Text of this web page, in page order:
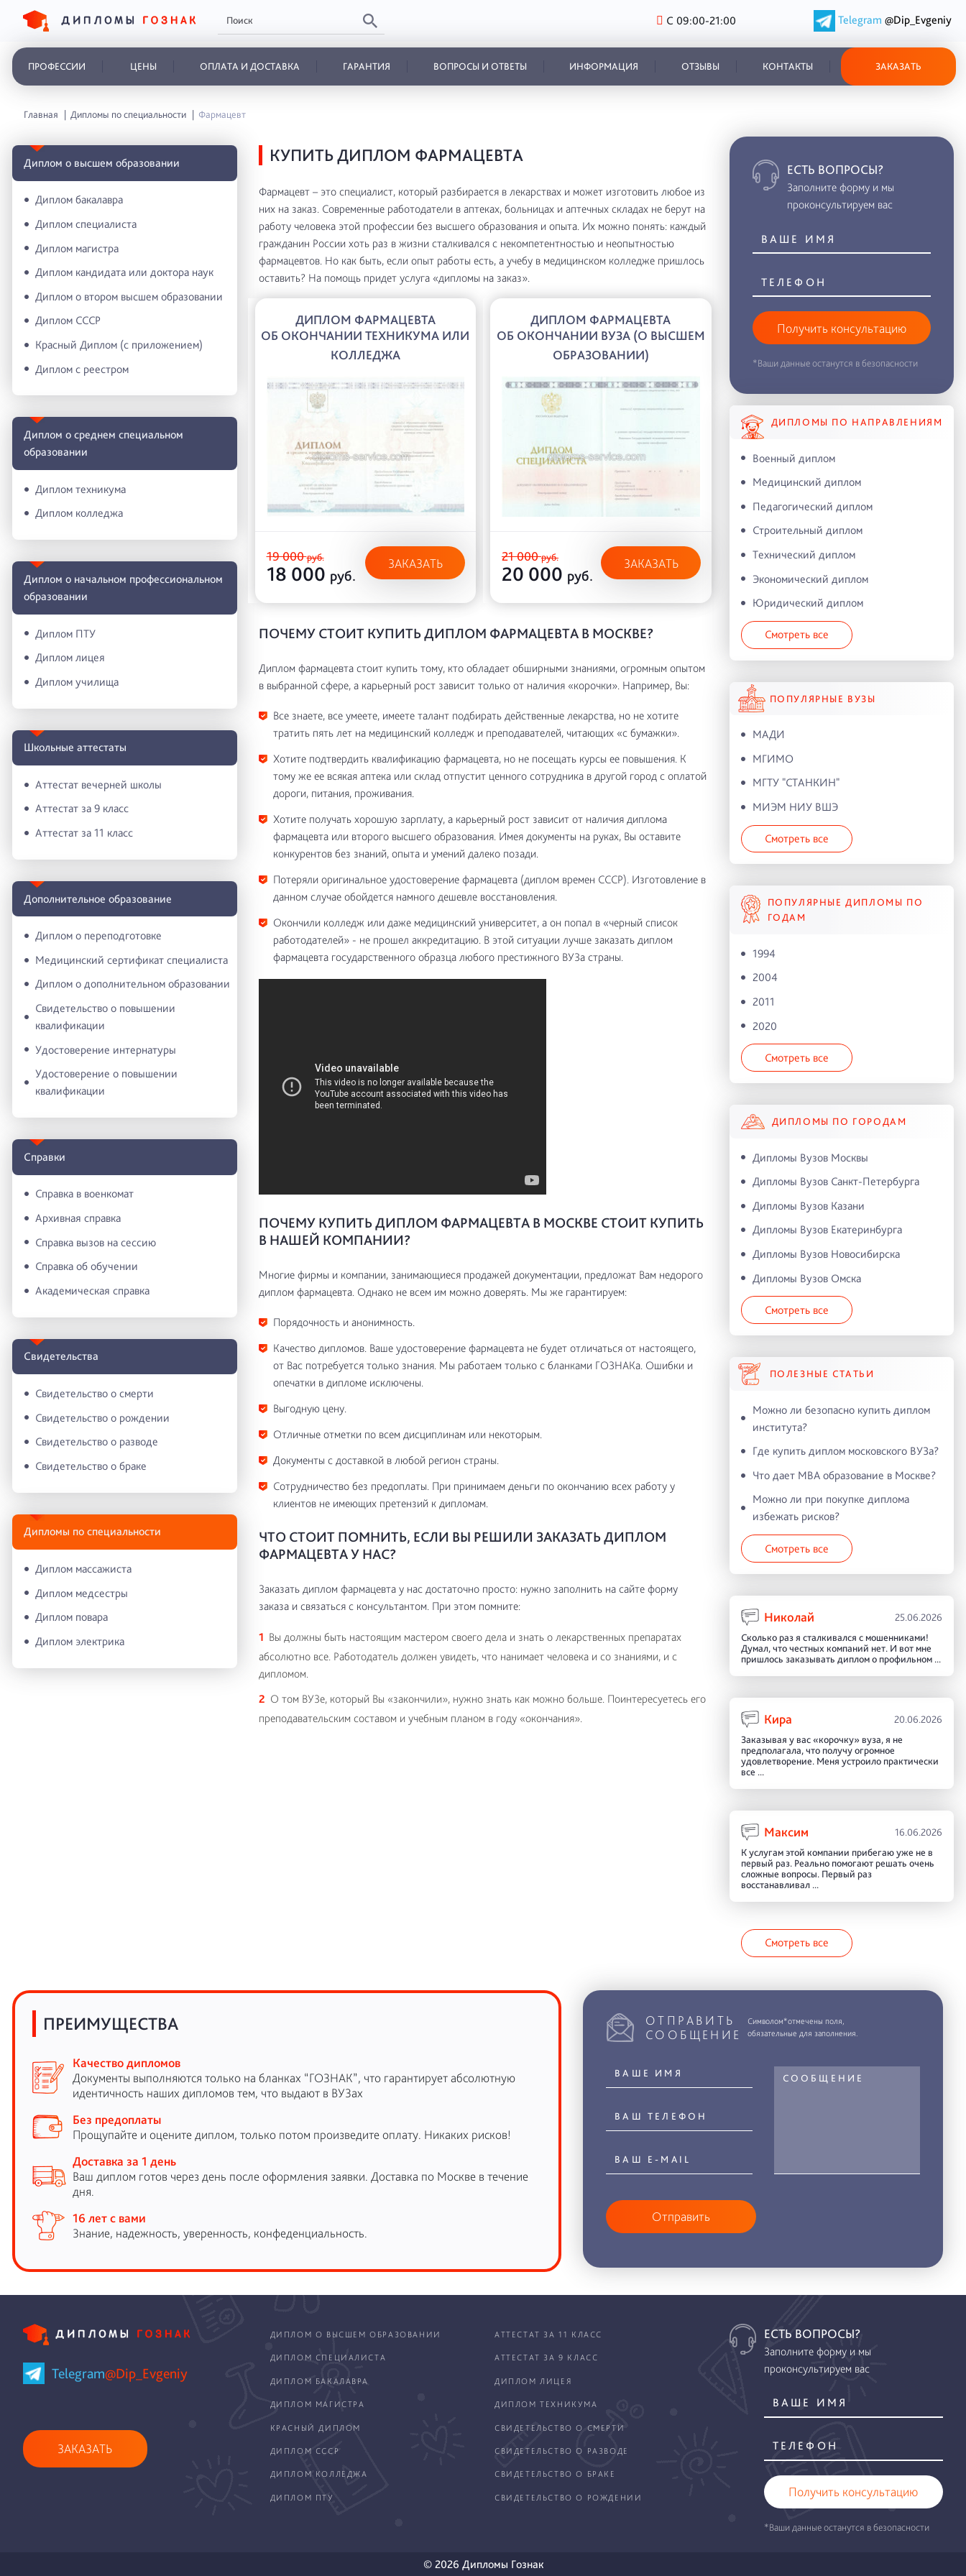
С 09:00-21:00 Telegram @Dip_Evgeniy
ПРОФЕССИИ ЦЕНЫ ОПЛАТА И ДОСТАВКА ГАРАНТИЯ ВОПРОСЫ И ОТВЕТЫ ИНФОРМАЦИЯ ОТЗЫВЫ КОНТАКТЫ ЗАКАЗАТЬ
Главная Дипломы по специальности Фармацевт
Диплом о высшем образовании
Диплом бакалавра
Диплом специалиста
Диплом магистра
Диплом кандидата или доктора наук
Диплом о втором высшем образовании
Диплом СССР
Красный Диплом (с приложением)
Диплом с реестром
Диплом о среднем специальном
образовании
Диплом техникума
Диплом колледжа
Диплом о начальном профессиональном
oбразовании
Диплом ПТУ
Диплом лицея
Диплом училища
Школьные аттестаты
Аттестат вечерней школы
Аттестат за 9 класс
Аттестат за 11 класс
Дополнительное образование
Диплом о переподготовке
Медицинский сертификат специалиста
Диплом о дополнительном образовании
Свидетельство о повышении
квалификации
Удостоверение интернатуры
Удостоверение о повышении
квалификации
Справки
Справка в военкомат
Архивная справка
Справка вызов на сессию
Справка об обучении
Академическая справка
Свидетельства
Свидетельство о смерти
Свидетельство о рождении
Свидетельство о разводе
Свидетельство о браке
Дипломы по специальности
Диплом массажиста
Диплом медсестры
Диплом повара
Диплом электрика
КУПИТЬ ДИПЛОМ ФАРМАЦЕВТА
Фармацевт – это специалист, который разбирается в лекарствах и может изготовить любое из
них на заказ. Современные работодатели в аптеках, больницах и аптечных складах не берут на
работу человека этой профессии без высшего образования и опыта. Их можно понять: каждый
гражданин России хоть раз в жизни сталкивался с некомпетентностью и неопытностью
фармацевтов. Но как быть, если опыт работы есть, а учебу в медицинском колледже пришлось
оставить? На помощь придет услуга «дипломы на заказ».
ДИПЛОМ ФАРМАЦЕВТА
ОБ ОКОНЧАНИИ ТЕХНИКУМА ИЛИ
КОЛЛЕДЖА
19 000руб.
18 000 руб.
ЗАКАЗАТЬ
ДИПЛОМ ФАРМАЦЕВТА
ОБ ОКОНЧАНИИ ВУЗА (О ВЫСШЕМ
ОБРАЗОВАНИИ)
21 000руб.
20 000 руб.
ЗАКАЗАТЬ
ПОЧЕМУ СТОИТ КУПИТЬ ДИПЛОМ ФАРМАЦЕВТА В МОСКВЕ?
Диплом фармацевта стоит купить тому, кто обладает обширными знаниями, огромным опытом
в выбранной сфере, а карьерный рост зависит только от наличия «корочки». Например, Вы:
Все знаете, все умеете, имеете талант подбирать действенные лекарства, но не хотите
тратить пять лет на медицинский колледж и преподавателей, читающих «с бумажки».
Хотите подтвердить квалификацию фармацевта, но не посещать курсы ее повышения. К
тому же ее всякая аптека или склад отпустит ценного сотрудника в другой город с оплатой
дороги, питания, проживания.
Хотите получать хорошую зарплату, а карьерный рост зависит от наличия диплома
фармацевта или второго высшего образования. Имея документы на руках, Вы оставите
конкурентов без знаний, опыта и умений далеко позади.
Потеряли оригинальное удостоверение фармацевта (диплом времен СССР). Изготовление в
данном случае обойдется намного дешевле восстановления.
Окончили колледж или даже медицинский университет, а он попал в «черный список
работодателей» - не прошел аккредитацию. В этой ситуации лучше заказать диплом
фармацевта государственного образца любого престижного ВУЗа страны.
ПОЧЕМУ КУПИТЬ ДИПЛОМ ФАРМАЦЕВТА В МОСКВЕ СТОИТ КУПИТЬ
В НАШЕЙ КОМПАНИИ?
Многие фирмы и компании, занимающиеся продажей документации, предложат Вам недорого
диплом фармацевта. Однако не всем им можно доверять. Мы же гарантируем:
Порядочность и анонимность.
Качество дипломов. Ваше удостоверение фармацевта не будет отличаться от настоящего,
от Вас потребуется только знания. Мы работаем только с бланками ГОЗНАКа. Ошибки и
опечатки в дипломе исключены.
Выгодную цену.
Отличные отметки по всем дисциплинам или некоторым.
Документы с доставкой в любой регион страны.
Сотрудничество без предоплаты. При принимаем деньги по окончанию всех работу у
клиентов не имеющих претензий к дипломам.
ЧТО СТОИТ ПОМНИТЬ, ЕСЛИ ВЫ РЕШИЛИ ЗАКАЗАТЬ ДИПЛОМ
ФАРМАЦЕВТА У НАС?
Заказать диплом фармацевта у нас достаточно просто: нужно заполнить на сайте форму
заказа и связаться с консультантом. При этом помните:
Вы должны быть настоящим мастером своего дела и знать о лекарственных препаратах
абсолютно все. Работодатель должен увидеть, что нанимает человека и со знаниями, и с
дипломом.
О том ВУЗе, который Вы «закончили», нужно знать как можно больше. Поинтересуетесь его
преподавательским составом и учебным планом в году «окончания».
ЕСТЬ ВОПРОСЫ?
Заполните форму и мы
проконсультируем вас
Получить консультацию
*Ваши данные останутся в безопасности
ДИПЛОМЫ ПО НАПРАВЛЕНИЯМ
Военный диплом
Медицинский диплом
Педагогический диплом
Строительный диплом
Технический диплом
Экономический диплом
Юридический диплом
Смотреть все
ПОПУЛЯРНЫЕ ВУЗЫ
МАДИ
МГИМО
МГТУ "СТАНКИН"
МИЭМ НИУ ВШЭ
Смотреть все
ПОПУЛЯРНЫЕ ДИПЛОМЫ ПО
ГОДАМ
1994
2004
2011
2020
Смотреть все
ДИПЛОМЫ ПО ГОРОДАМ
Дипломы Вузов Москвы
Дипломы Вузов Санкт-Петербурга
Дипломы Вузов Казани
Дипломы Вузов Екатеринбурга
Дипломы Вузов Новосибирска
Дипломы Вузов Омска
Смотреть все
ПОЛЕЗНЫЕ СТАТЬИ
Можно ли безопасно купить диплом
института?
Где купить диплом московского ВУЗа?
Что дает MBA образование в Москве?
Можно ли при покупке диплома
избежать рисков?
Смотреть все
Николай 25.06.2026
Сколько раз я сталкивался с мошенниками!
Думал, что честных компаний нет. И вот мне
пришлось заказывать диплом о профильном ...
Кира 20.06.2026
Заказывая у вас «корочку» вуза, я не
предполагала, что получу огромное
удовлетворение. Меня устроило практически
все ...
Максим 16.06.2026
К услугам этой компании прибегаю уже не в
первый раз. Реально помогают решать очень
сложные вопросы. Первый раз
восстанавливал ...
Смотреть все
ПРЕИМУЩЕСТВА
Качество дипломов
Документы выполняются только на бланках “ГОЗНАК”, что гарантирует абсолютную
идентичность наших дипломов тем, что выдают в ВУЗах
Без предоплаты
Прощупайте и оцените диплом, только потом произведите оплату. Никаких рисков!
Доставка за 1 день
Ваш диплом готов через день после оформления заявки. Доставка по Москве в течение
дня.
16 лет с вами
Знание, надежность, уверенность, конфеденциальность.
ОТПРАВИТЬ
СООБЩЕНИЕ
Символом*отмечены поля,
обязательные для заполнения.
Отправить
Telegram@Dip_Evgeniy
ЗАКАЗАТЬ
ДИПЛОМ О ВЫСШЕМ ОБРАЗОВАНИИ АТТЕСТАТ ЗА 11 КЛАСС
ДИПЛОМ СПЕЦИАЛИСТА АТТЕСТАТ ЗА 9 КЛАСС
ДИПЛОМ БАКАЛАВРА ДИПЛОМ ЛИЦЕЯ
ДИПЛОМ МАГИСТРА ДИПЛОМ ТЕХНИКУМА
КРАСНЫЙ ДИПЛОМ СВИДЕТЕЛЬСТВО О СМЕРТИ
ДИПЛОМ СССР СВИДЕТЕЛЬСТВО О РАЗВОДЕ
ДИПЛОМ КОЛЛЕДЖА СВИДЕТЕЛЬСТВО О БРАКЕ
ДИПЛОМ ПТУ СВИДЕТЕЛЬСТВО О РОЖДЕНИИ
ЕСТЬ ВОПРОСЫ?
Заполните форму и мы
проконсультируем вас
Получить консультацию
*Ваши данные останутся в безопасности
© 2026 Дипломы Гознак